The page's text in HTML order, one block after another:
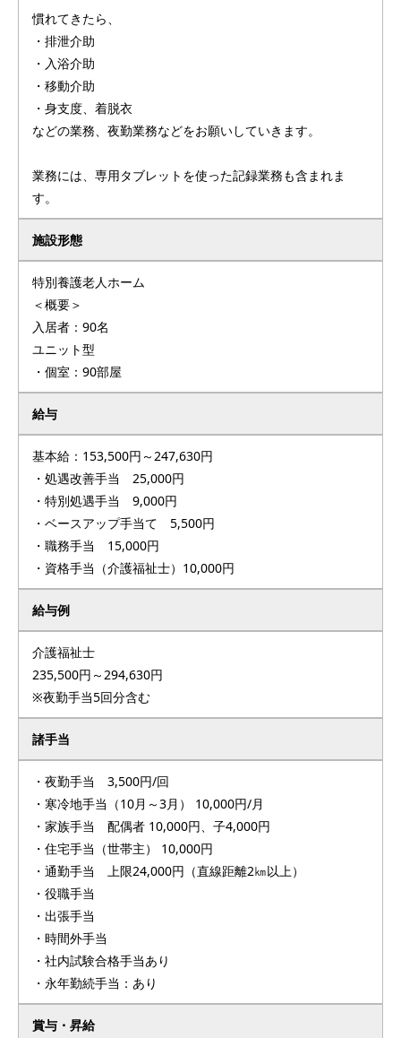
慣れてきたら、
・排泄介助
・入浴介助
・移動介助
・身支度、着脱衣
などの業務、夜勤業務などをお願いしていきます。
業務には、専用タブレットを使った記録業務も含まれま
す。
施設形態
特別養護老人ホーム
＜概要＞
入居者：90名
ユニット型
・個室：90部屋
給与
基本給：153,500円～247,630円
・処遇改善手当 25,000円
・特別処遇手当 9,000円
・ベースアップ手当て 5,500円
・職務手当 15,000円
・資格手当（介護福祉士）10,000円
給与例
介護福祉士
235,500円～294,630円
※夜勤手当5回分含む
諸手当
・夜勤手当 3,500円/回
・寒冷地手当（10月～3月） 10,000円/月
・家族手当 配偶者 10,000円、子4,000円
・住宅手当（世帯主） 10,000円
・通勤手当 上限24,000円（直線距離2㎞以上）
・役職手当
・出張手当
・時間外手当
・社内試験合格手当あり
・永年勤続手当：あり
賞与・昇給